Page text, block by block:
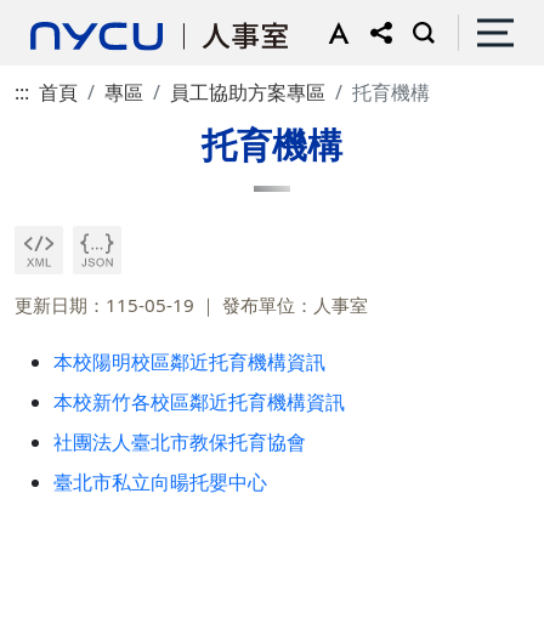
::: 首頁 專區 員工協助方案專區 托育機構
托育機構
更新日期：115-05-19 發布單位：人事室
本校陽明校區鄰近托育機構資訊
本校新竹各校區鄰近托育機構資訊
社團法人臺北市教保托育協會
臺北市私立向暘托嬰中心